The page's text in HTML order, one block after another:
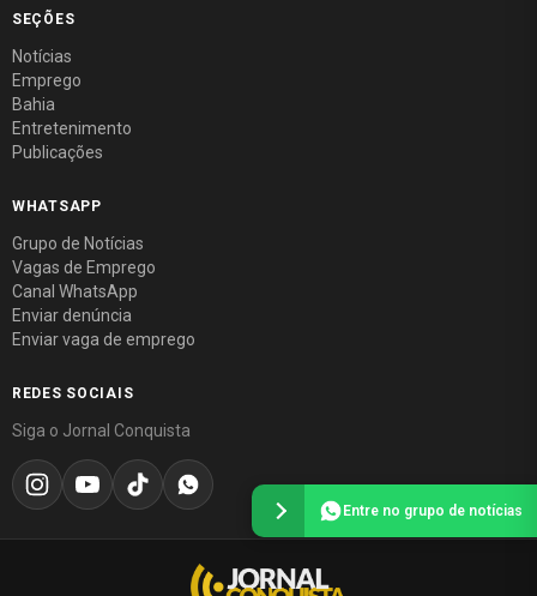
SEÇÕES
Notícias
Emprego
Bahia
Entretenimento
Publicações
WHATSAPP
Grupo de Notícias
Vagas de Emprego
Canal WhatsApp
Enviar denúncia
Enviar vaga de emprego
REDES SOCIAIS
Siga o Jornal Conquista
Entre no grupo de notícias